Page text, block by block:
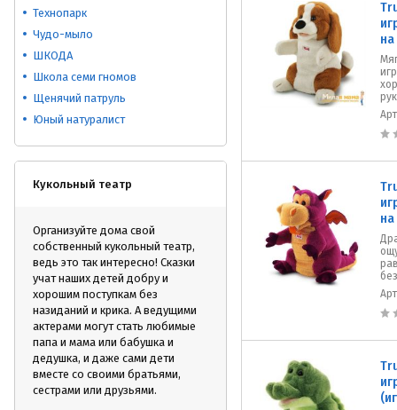
Технопарк
Чудо-мыло
ШКОДА
Школа семи гномов
Щенячий патруль
Юный натуралист
Кукольный театр
Организуйте дома свой
собственный кукольный театр,
ведь это так интересно! Сказки
учат наших детей добру и
хорошим поступкам без
назиданий и крика. А ведущими
актерами могут стать любимые
папа и мама или бабушка и
дедушка, и даже сами дети
вместе со своими братьями,
сестрами или друзьями.